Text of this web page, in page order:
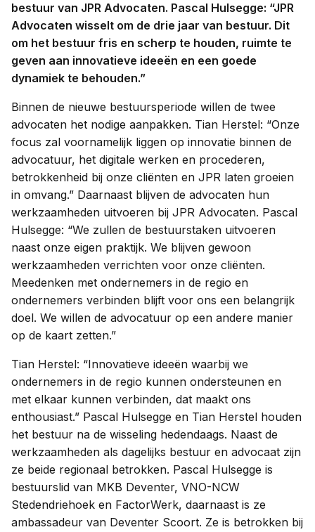
bestuur van JPR Advocaten. Pascal Hulsegge: “JPR
Advocaten wisselt om de drie jaar van bestuur. Dit
om het bestuur fris en scherp te houden, ruimte te
geven aan innovatieve ideeën en een goede
dynamiek te behouden.”
Binnen de nieuwe bestuursperiode willen de twee
advocaten het nodige aanpakken. Tian Herstel: “Onze
focus zal voornamelijk liggen op innovatie binnen de
advocatuur, het digitale werken en procederen,
betrokkenheid bij onze cliënten en JPR laten groeien
in omvang.” Daarnaast blijven de advocaten hun
werkzaamheden uitvoeren bij JPR Advocaten. Pascal
Hulsegge: “We zullen de bestuurstaken uitvoeren
naast onze eigen praktijk. We blijven gewoon
werkzaamheden verrichten voor onze cliënten.
Meedenken met ondernemers in de regio en
ondernemers verbinden blijft voor ons een belangrijk
doel. We willen de advocatuur op een andere manier
op de kaart zetten.”
Tian Herstel: “Innovatieve ideeën waarbij we
ondernemers in de regio kunnen ondersteunen en
met elkaar kunnen verbinden, dat maakt ons
enthousiast.” Pascal Hulsegge en Tian Herstel houden
het bestuur na de wisseling hedendaags. Naast de
werkzaamheden als dagelijks bestuur en advocaat zijn
ze beide regionaal betrokken. Pascal Hulsegge is
bestuurslid van MKB Deventer, VNO-NCW
Stedendriehoek en FactorWerk, daarnaast is ze
ambassadeur van Deventer Scoort. Ze is betrokken bij